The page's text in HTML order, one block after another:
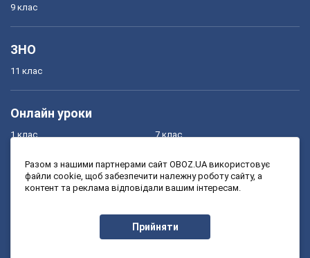
9 клас
ЗНО
11 клас
Онлайн уроки
1 клас
3 клас
7 клас
9 клас
Разом з нашими партнерами сайт OBOZ.UA використовує
файли cookie, щоб забезпечити належну роботу сайту, а
контент та реклама відповідали вашим інтересам.
Прийняти